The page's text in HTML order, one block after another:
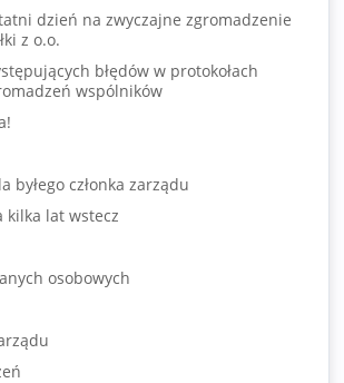
dzień na zwyczajne zgromadzenie
z o.o.
błędów w protokołach
wspólników
byłego członka zarządu
lat wstecz
osobowych